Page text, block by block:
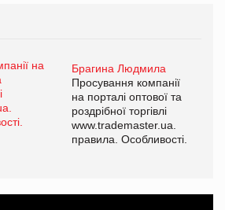
Брагина Людмила
Просування компанії
на порталі оптової та
роздрібної торгівлі
www.trademaster.ua.
правила. Особливості.